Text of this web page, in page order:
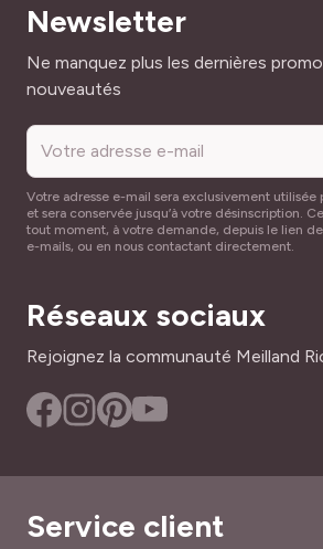
Newsletter
Adresse mail
Ne manquez plus les dernières
nouveautés
Votre adresse e-mail sera exclusivement utilisée
et sera conservée jusqu’à votre désinscription.
tout moment, à votre demande, depuis le lien
e-mails, ou en nous contactant directement.
Réseaux sociaux
Rejoignez la communauté Meilland
Service client